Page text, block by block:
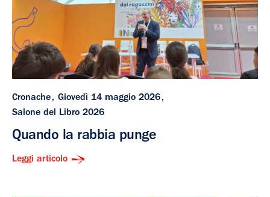
Cronache
Giovedì 14 maggio 2026
Salone del Libro 2026
Quando la rabbia punge
Leggi articolo